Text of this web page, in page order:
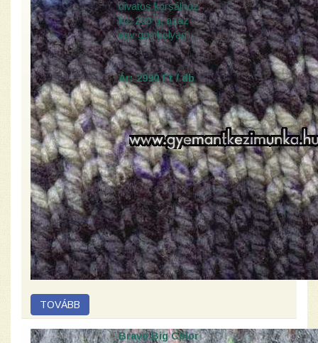
divatos körsálhoz
kb. 200 g, azaz
egy gombolyag
Ár: 2990 Ft / db
Bravo Big Color